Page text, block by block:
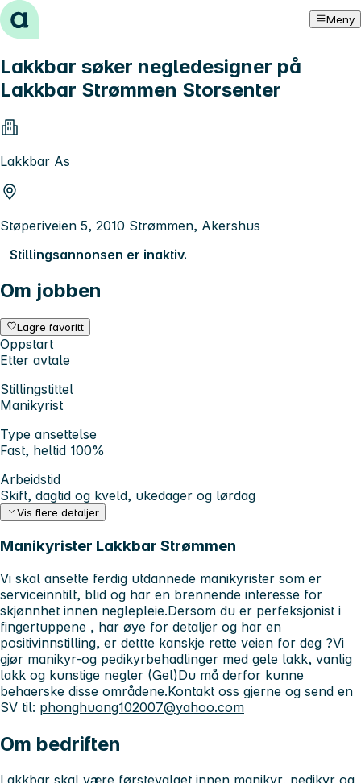
Hopp til innhold Meny
Lakkbar søker negledesigner på
Lakkbar Strømmen Storsenter
Lakkbar As
Støperiveien 5, 2010 Strømmen, Akershus
Stillingsannonsen er inaktiv.
Om jobben
Lagre favoritt
Oppstart
Etter avtale
Stillingstittel
Manikyrist
Type ansettelse
Fast, heltid 100%
Arbeidstid
Skift, dagtid og kveld, ukedager og lørdag
Vis flere detaljer
Manikyrister Lakkbar Strømmen
Vi skal ansette ferdig utdannede manikyrister som er
serviceinntilt, blid og har en brennende interesse for
skjønnhet innen neglepleie.Dersom du er perfeksjonist i
fingertuppene , har øye for detaljer og har en
positivinnstilling, er dettte kanskje rette veien for deg ?Vi
gjør manikyr-og pedikyrbehadlinger med gele lakk, vanlig
lakk og kunstige negler (Gel)Du må derfor kunne
behaerske disse områdene.Kontakt oss gjerne og send en
SV til: phonghuong102007@yahoo.com
Om bedriften
Lakkbar skal være førstevalget innen manikyr, pedikyr og